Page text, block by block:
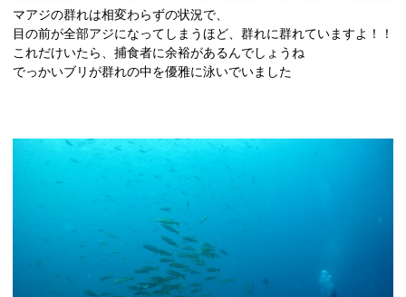
マアジの群れは相変わらずの状況で、
目の前が全部アジになってしまうほど、群れに群れていますよ！！
これだけいたら、捕食者に余裕があるんでしょうね
でっかいブリが群れの中を優雅に泳いでいました